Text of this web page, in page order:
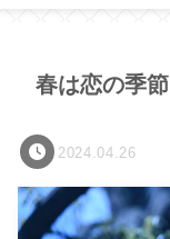
春は恋の季節
2024.04.26